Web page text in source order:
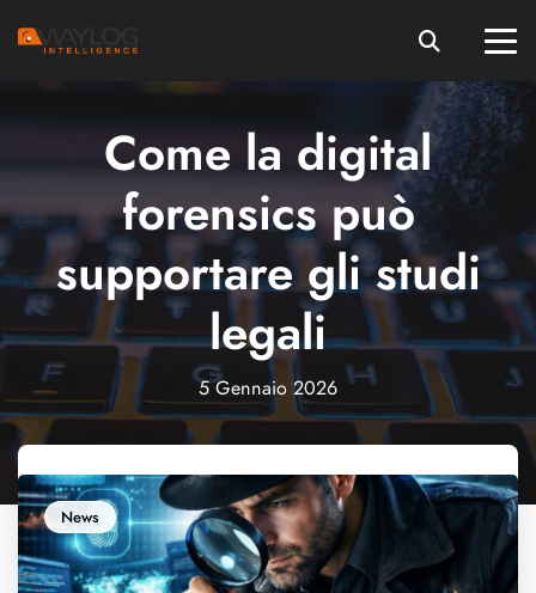
Come la digital
forensics può
supportare gli studi
legali
5 Gennaio 2026
News